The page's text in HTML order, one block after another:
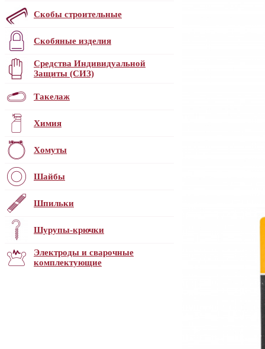
Скобы строительные
Скобяные изделия
Средства Индивидуальной
Защиты (СИЗ)
Такелаж
Химия
Хомуты
Шайбы
Шпильки
Шурупы-крючки
Электроды и сварочные
комплектующие